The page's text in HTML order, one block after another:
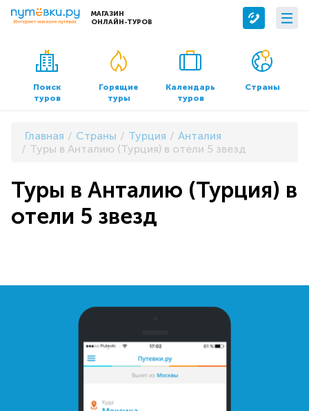
МАГАЗИН
ОНЛАЙН-ТУРОВ
Сервисы
Бронирование отелей
Трансфер
О компании
О нас
Контакты
Документы и реквизиты
Поиск
туров
Горящие
туры
Календарь
туров
Страны
Главная Страны Турция
Анталия
Туры в Анталию (Турция) в отели 5 звезд
Туры в Анталию (Турция) в
отели 5 звезд